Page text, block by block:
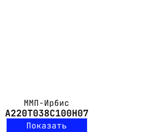
ММП-Ирбис
А220Т038С100Н07
Показать